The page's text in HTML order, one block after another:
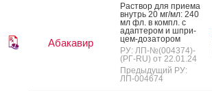
Абакавир
Рас­твор для при­ема
внутрь 20 мг/мл: 240
мл фл. в компл. с
адап­те­ром и шпри­
цем-до­зато­ром
РУ: ЛП-№(004374)-
(РГ-RU) от 22.01.24
Предыдущий РУ:
ЛП-004674